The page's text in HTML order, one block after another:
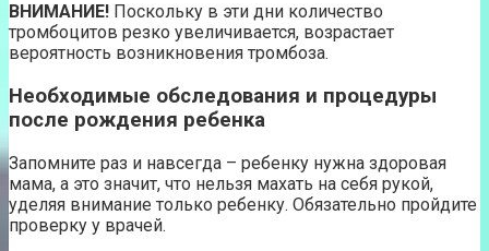
ВНИМАНИЕ! Поскольку в эти дни количество
тромбоцитов резко увеличивается, возрастает
вероятность возникновения тромбоза.
Необходимые обследования и процедуры
после рождения ребенка
Запомните раз и навсегда – ребенку нужна здоровая
мама, а это значит, что нельзя махать на себя рукой,
уделяя внимание только ребенку. Обязательно пройдите
проверку у врачей.